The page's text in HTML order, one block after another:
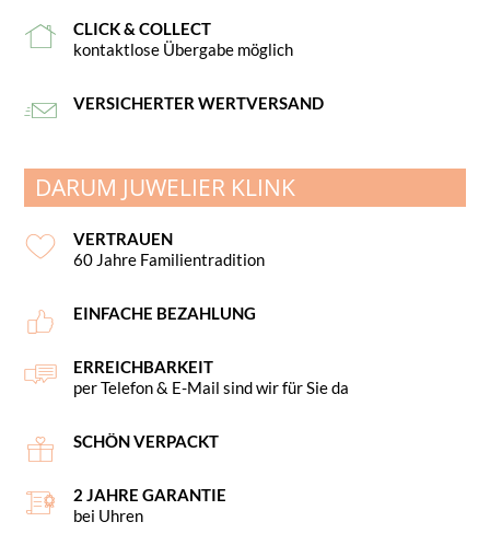
CLICK & COLLECT
kontaktlose Übergabe möglich
VERSICHERTER WERTVERSAND
DARUM JUWELIER KLINK
VERTRAUEN
60 Jahre Familientradition
EINFACHE BEZAHLUNG
ERREICHBARKEIT
per Telefon & E-Mail sind wir für Sie da
SCHÖN VERPACKT
2 JAHRE GARANTIE
bei Uhren